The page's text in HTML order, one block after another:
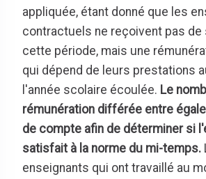
appliquée, étant donné que les
contractuels ne reçoivent pas de
cette période, mais une
qui dépend de leurs prestations
l'année scolaire écoulée. Le
rémunération différée entre
de compte afin de déterminer si
satisfait à la norme du mi-temps.
enseignants qui ont travaillé au